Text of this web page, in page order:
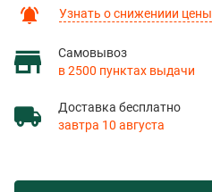
Узнать о снижениии цены
Самовывоз
в 2500 пунктах выдачи
Доставка бесплатно
завтра 10 августа